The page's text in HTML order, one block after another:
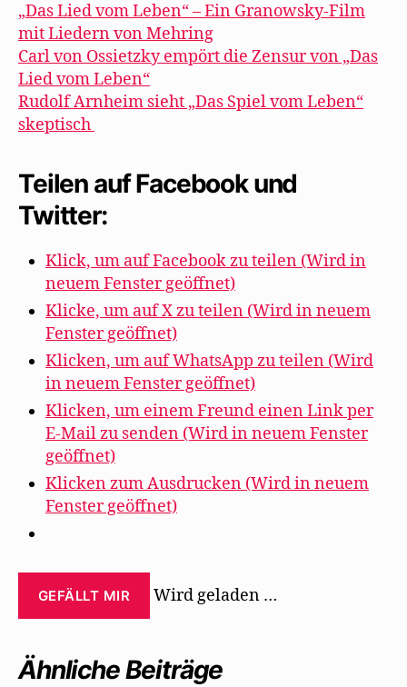
„Das Lied vom Leben“ – Ein Granowsky-Film
mit Liedern von Mehring
Carl von Ossietzky empört die Zensur von „Das
Lied vom Leben“
Rudolf Arnheim sieht „Das Spiel vom Leben“
skeptisch
Teilen auf Facebook und
Twitter:
Klick, um auf Facebook zu teilen (Wird in
neuem Fenster geöffnet)
Klicke, um auf X zu teilen (Wird in neuem
Fenster geöffnet)
Klicken, um auf WhatsApp zu teilen (Wird
in neuem Fenster geöffnet)
Klicken, um einem Freund einen Link per
E-Mail zu senden (Wird in neuem Fenster
geöffnet)
Klicken zum Ausdrucken (Wird in neuem
Fenster geöffnet)
GEFÄLLT MIR Wird geladen …
Ähnliche Beiträge